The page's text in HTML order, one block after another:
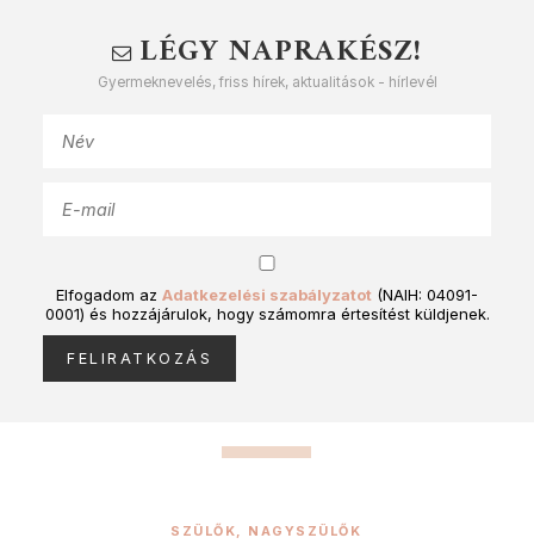
LÉGY NAPRAKÉSZ!
Gyermeknevelés, friss hírek, aktualitások - hírlevél
Elfogadom az Adatkezelési szabályzatot (NAIH: 04091-
0001) és hozzájárulok, hogy számomra értesítést küldjenek.
SZÜLŐK, NAGYSZÜLŐK